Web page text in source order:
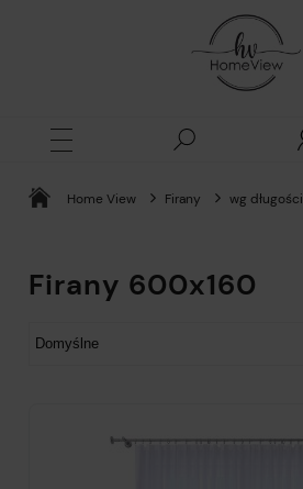
Home View Firany wg długości
Firany 600x160